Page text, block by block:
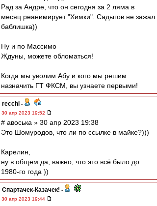
Рад за Андре, что он сегодня за 2 ляма в
месяц реанимирует "Химки". Садыгов не зажал
баблишка))
Ну и по Массимо
Ждуны, можете обломаться!
Когда мы уволим Абу и кого мы решим
назначить ГТ ФКСМ, вы узнаете первыми!
recchi -
30 апр 2023 19:52
# авоська » 30 апр 2023 19:38
Это Шомуродов, что ли по ссылке в майке?)))
Карелин,
ну в общем да, важно, что это всё было до
1980-го года ))
Спартачек-Казачек! -
30 апр 2023 19:44